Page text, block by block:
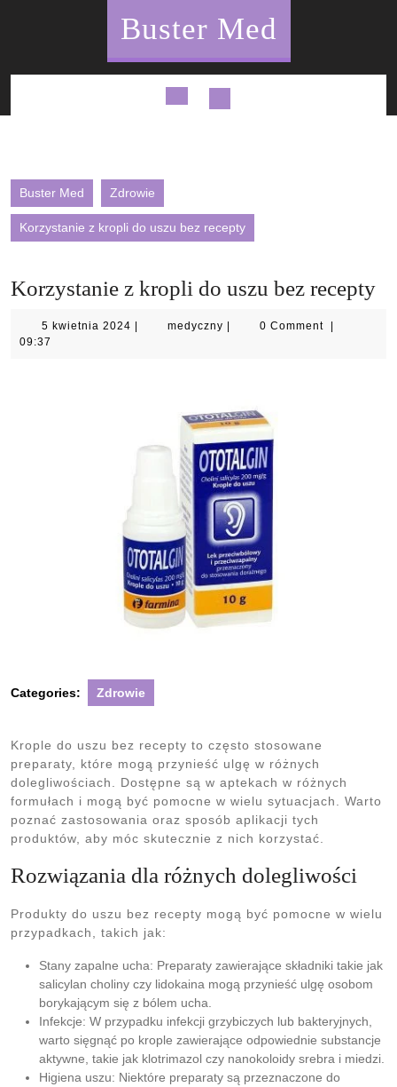
Buster Med
Open
Buster Med Zdrowie
Korzystanie z kropli do uszu bez recepty
Korzystanie z kropli do uszu bez recepty
5 kwietnia 2024 5
medyczny medyczny0 Comment
09:37
Categories: Zdrowie
Krople do uszu bez recepty to często stosowane
preparaty, które mogą przynieść ulgę w różnych
dolegliwościach. Dostępne są w aptekach w różnych
formułach i mogą być pomocne w wielu sytuacjach. Warto
poznać zastosowania oraz sposób aplikacji tych
produktów, aby móc skutecznie z nich korzystać.
Rozwiązania dla różnych dolegliwości
Produkty do uszu bez recepty mogą być pomocne w wielu
przypadkach, takich jak:
Stany zapalne ucha: Preparaty zawierające składniki takie jak
salicylan choliny czy lidokaina mogą przynieść ulgę osobom
borykającym się z bólem ucha.
Infekcje: W przypadku infekcji grzybiczych lub bakteryjnych,
warto sięgnąć po krople zawierające odpowiednie substancje
aktywne, takie jak klotrimazol czy nanokoloidy srebra i miedzi.
Higiena uszu: Niektóre preparaty są przeznaczone do